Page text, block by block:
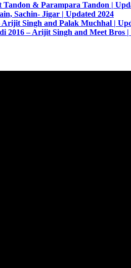
& Parampara Tandon |
Sachin- Jigar | Updated 2024
Singh and Palak Muchhal |
– Arijit Singh and Meet Bros |